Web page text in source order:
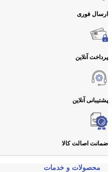
ارسال فوری
پرداخت آنلاین
پشتیبانی آنلاین
ضمانت اصالت کالا
محصولات و خدمات